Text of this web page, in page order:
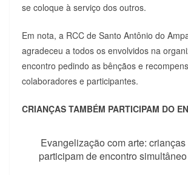
se coloque à serviço dos outros.
Em nota, a RCC de Santo Antônio do
agradeceu a todos os envolvidos na
encontro pedindo as bênçãos e
colaboradores e participantes.
CRIANÇAS TAMBÉM PARTICIPAM DO
Evangelização com arte: crianças
participam de encontro simultâneo